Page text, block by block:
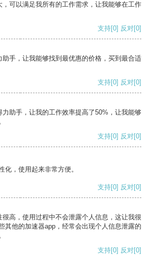
可以满足我所有的工作需求，让我能够在工作
支持[0] 反对[0]
手，让我能够找到最优惠的价格，买到最合适
支持[0] 反对[0]
助手，让我的工作效率提高了50%，让我能够
支持[0] 反对[0]
化，使用起来非常方便。
支持[0] 反对[0]
高，使用过程中不会泄露个人信息，这让我很
其他的加速器app，经常会出现个人信息泄露的
支持[0] 反对[0]